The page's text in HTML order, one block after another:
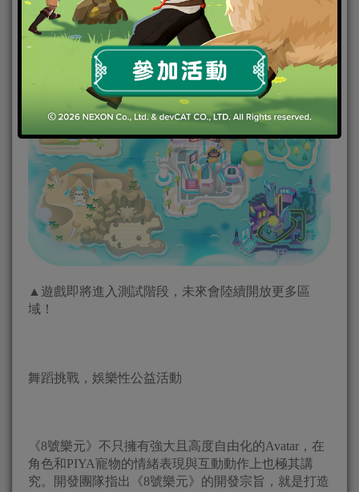
▲遊戲即將進入測試階段，未來會陸續開放更多區
域！
舞蹈挑戰，娛樂性公益活動
《8號樂元》不只擁有強大且高度自由化的Avatar，在
角色和PIYA寵物的情緒表現與互動動作上也極其講
究。開發團隊指出《8號樂元》的開發宗旨，就是打造